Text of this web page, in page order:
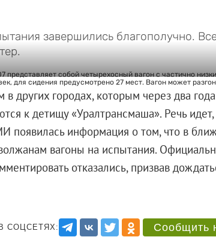
завершились благополучно.
представляет собой четырехосный вагон с частично
для сидения предусмотрено 27 мест. Вагон может
других городах, которым через два
к детищу «Уралтрансмаша». Речь
появилась информация о том, что в
вагоны на испытания.
отказались, призвав
СОЦСЕТЯХ: Сообщить